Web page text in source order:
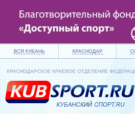
ВСЯ КУБАНЬ КРАСНОДАР
КРАСНОДАРСКОЕ КРАЕВОЕ ОТДЕЛЕНИЕ